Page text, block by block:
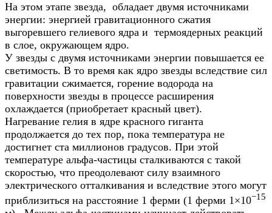
На этом этапе звезда, обладает двумя источниками
энергии: энергией гравитационного сжатия
выгоревшего гелиевого ядра и термоядерных реакций
в слое, окружающем ядро.
У звезды с двумя источниками энергии повышается ее
светимость. В то время как ядро звезды вследствие сил
гравитации сжимается, горение водорода на
поверхности звезды в процессе расширения
охлаждается (приобретает красный цвет).
Нагревание гелия в ядре красного гиганта
продолжается до тех пор, пока температура не
достигнет ста миллионов градусов. При этой
температуре альфа-частицы сталкиваются с такой
скоростью, что преодолевают силу взаимного
электрического отталкивания и вследствие этого могут
приблизиться на расстояние 1 ферми (1 ферми 1×10−15